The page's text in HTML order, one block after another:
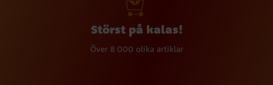
Störst på kalas!
Över 8 000 olika artiklar